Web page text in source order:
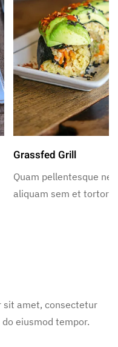
Grassfed Grill
Quam pellentesque
aliquam sem et tortor.
sit amet, consectetur
eiusmod tempor.